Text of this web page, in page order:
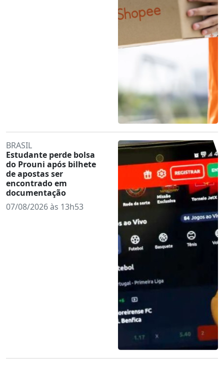
BRASIL
Estudante perde bolsa
do Prouni após bilhete
de apostas ser
encontrado em
documentação
07/08/2026 às 13h53